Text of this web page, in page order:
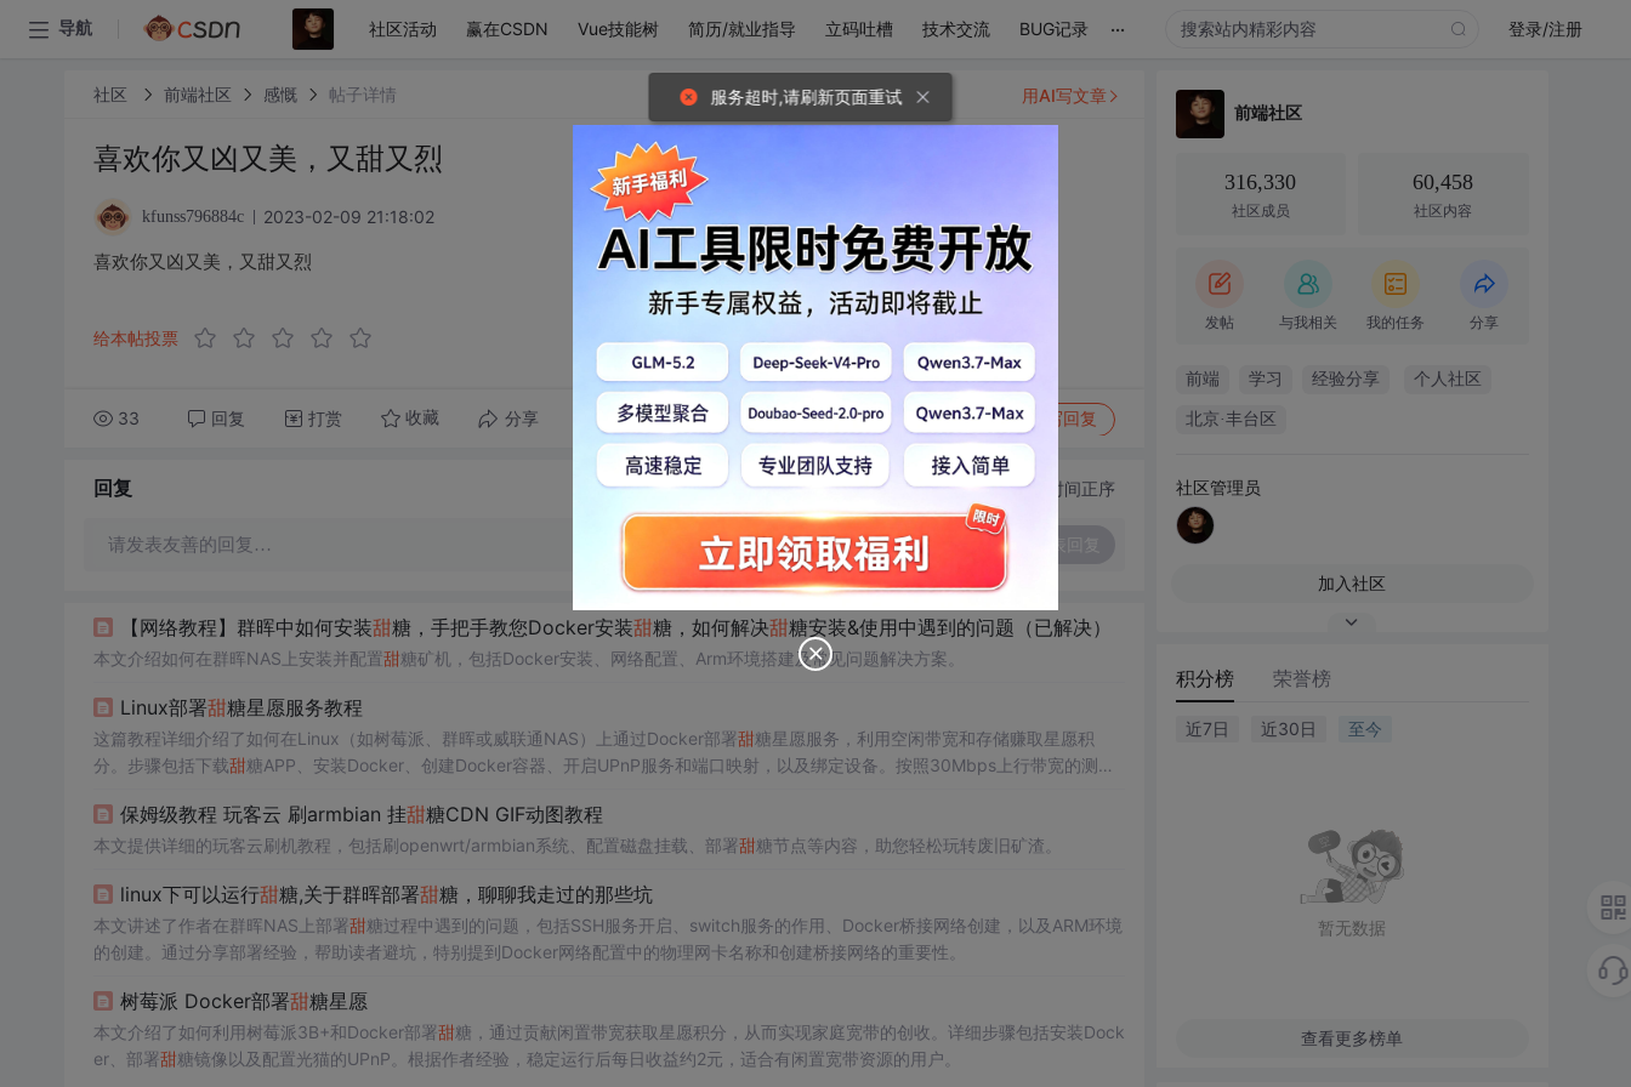
导航 社区活动 赢在CSDN Vue技能树 简历/就业指导 立码吐槽 技术交流 BUG记录 ... 登录/注册
社区 前端社区 感慨 帖子详情
喜欢你又凶又美，又甜又烈
kfunss796884c 2023-02-09 21:18:02
喜欢你又凶又美，又甜又烈
给本帖投票
33 回复 打赏 收藏 分享 转发到动态 举报 写回复
用AI写文章
回复 切换为时间正序
请发表友善的回复…
【网络教程】群晖中如何安装甜糖，手把手教您Docker安装甜糖，如何解决甜糖安装&使用中遇到的问题（已解决）
本文介绍如何在群晖NAS上安装并配置甜糖矿机，包括Docker安装、网络配置、Arm环境搭建及常见问题解决方案。
Linux部署甜糖星愿服务教程
这篇教程详细介绍了如何在Linux（如树莓派、群晖或威联通NAS）上通过Docker部署甜糖星愿服务，利用空闲带宽和存储赚取星愿积
分。步骤包括下载甜糖APP、安装Docker、创建Docker容器、开启UPnP服务和端口映射，以及绑定设备。按照30Mbps上行带宽的测
保姆级教程 玩客云 刷armbian 挂甜糖CDN GIF动图教程
本文提供详细的玩客云刷机教程，包括刷openwrt/armbian系统、配置磁盘挂载、部署甜糖节点等内容，助您轻松玩转废旧矿渣。
linux下可以运行甜糖,关于群晖部署甜糖，聊聊我走过的那些坑
本文讲述了作者在群晖NAS上部署甜糖过程中遇到的问题，包括SSH服务开启、switch服务的作用、Docker桥接网络创建，以及ARM环境
的创建。通过分享部署经验，帮助读者避坑，特别提到Docker网络配置中的物理网卡名称和创建桥接网络的重要性。
树莓派 Docker部署甜糖星愿
本文介绍了如何利用树莓派3B+和Docker部署甜糖，通过贡献闲置带宽获取星愿积分，从而实现家庭宽带的创收。详细步骤包括安装Dock
er、部署甜糖镜像以及配置光猫的UPnP。根据作者经验，稳定运行后每日收益约2元，适合有闲置宽带资源的用户。
前端社区
316,330
社区成员
60,458
社区内容
发帖 与我相关 我的任务 分享
前端 学习 经验分享 个人社区
北京·丰台区
社区管理员
加入社区
积分榜 荣誉榜
近7日 近30日 至今
暂无数据
查看更多榜单
服务超时,请刷新页面重试